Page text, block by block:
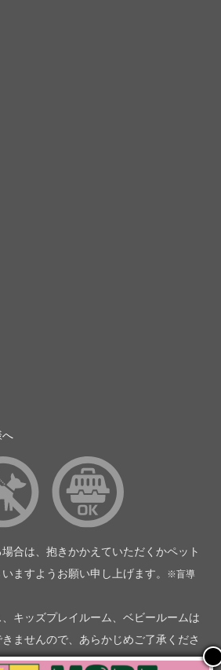
へ
合は、抱きかかえていただくかペット
ますようお願い申し上げます。
※盲導
キッズプレイルーム、ベビールームは
ませんので、あらかじめご了承くださ